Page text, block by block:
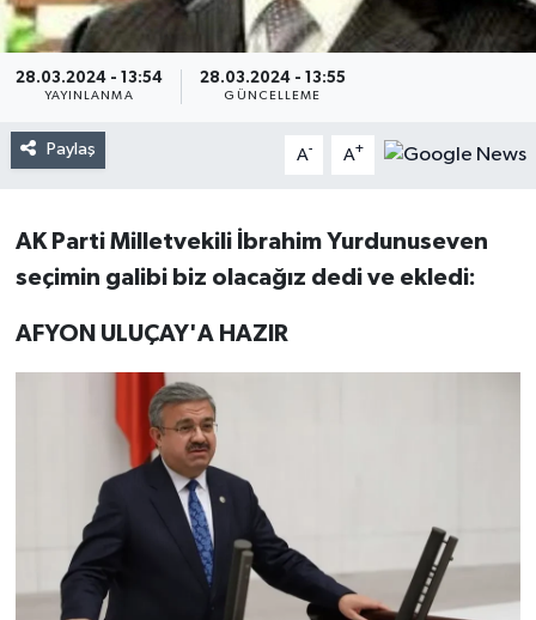
28.03.2024 - 13:54
YAYINLANMA
28.03.2024 - 13:55
GÜNCELLEME
Paylaş A- A+
AK Parti Milletvekili İbrahim Yurdunuseven
seçimin galibi biz olacağız dedi ve ekledi:
AFYON ULUÇAY'A HAZIR